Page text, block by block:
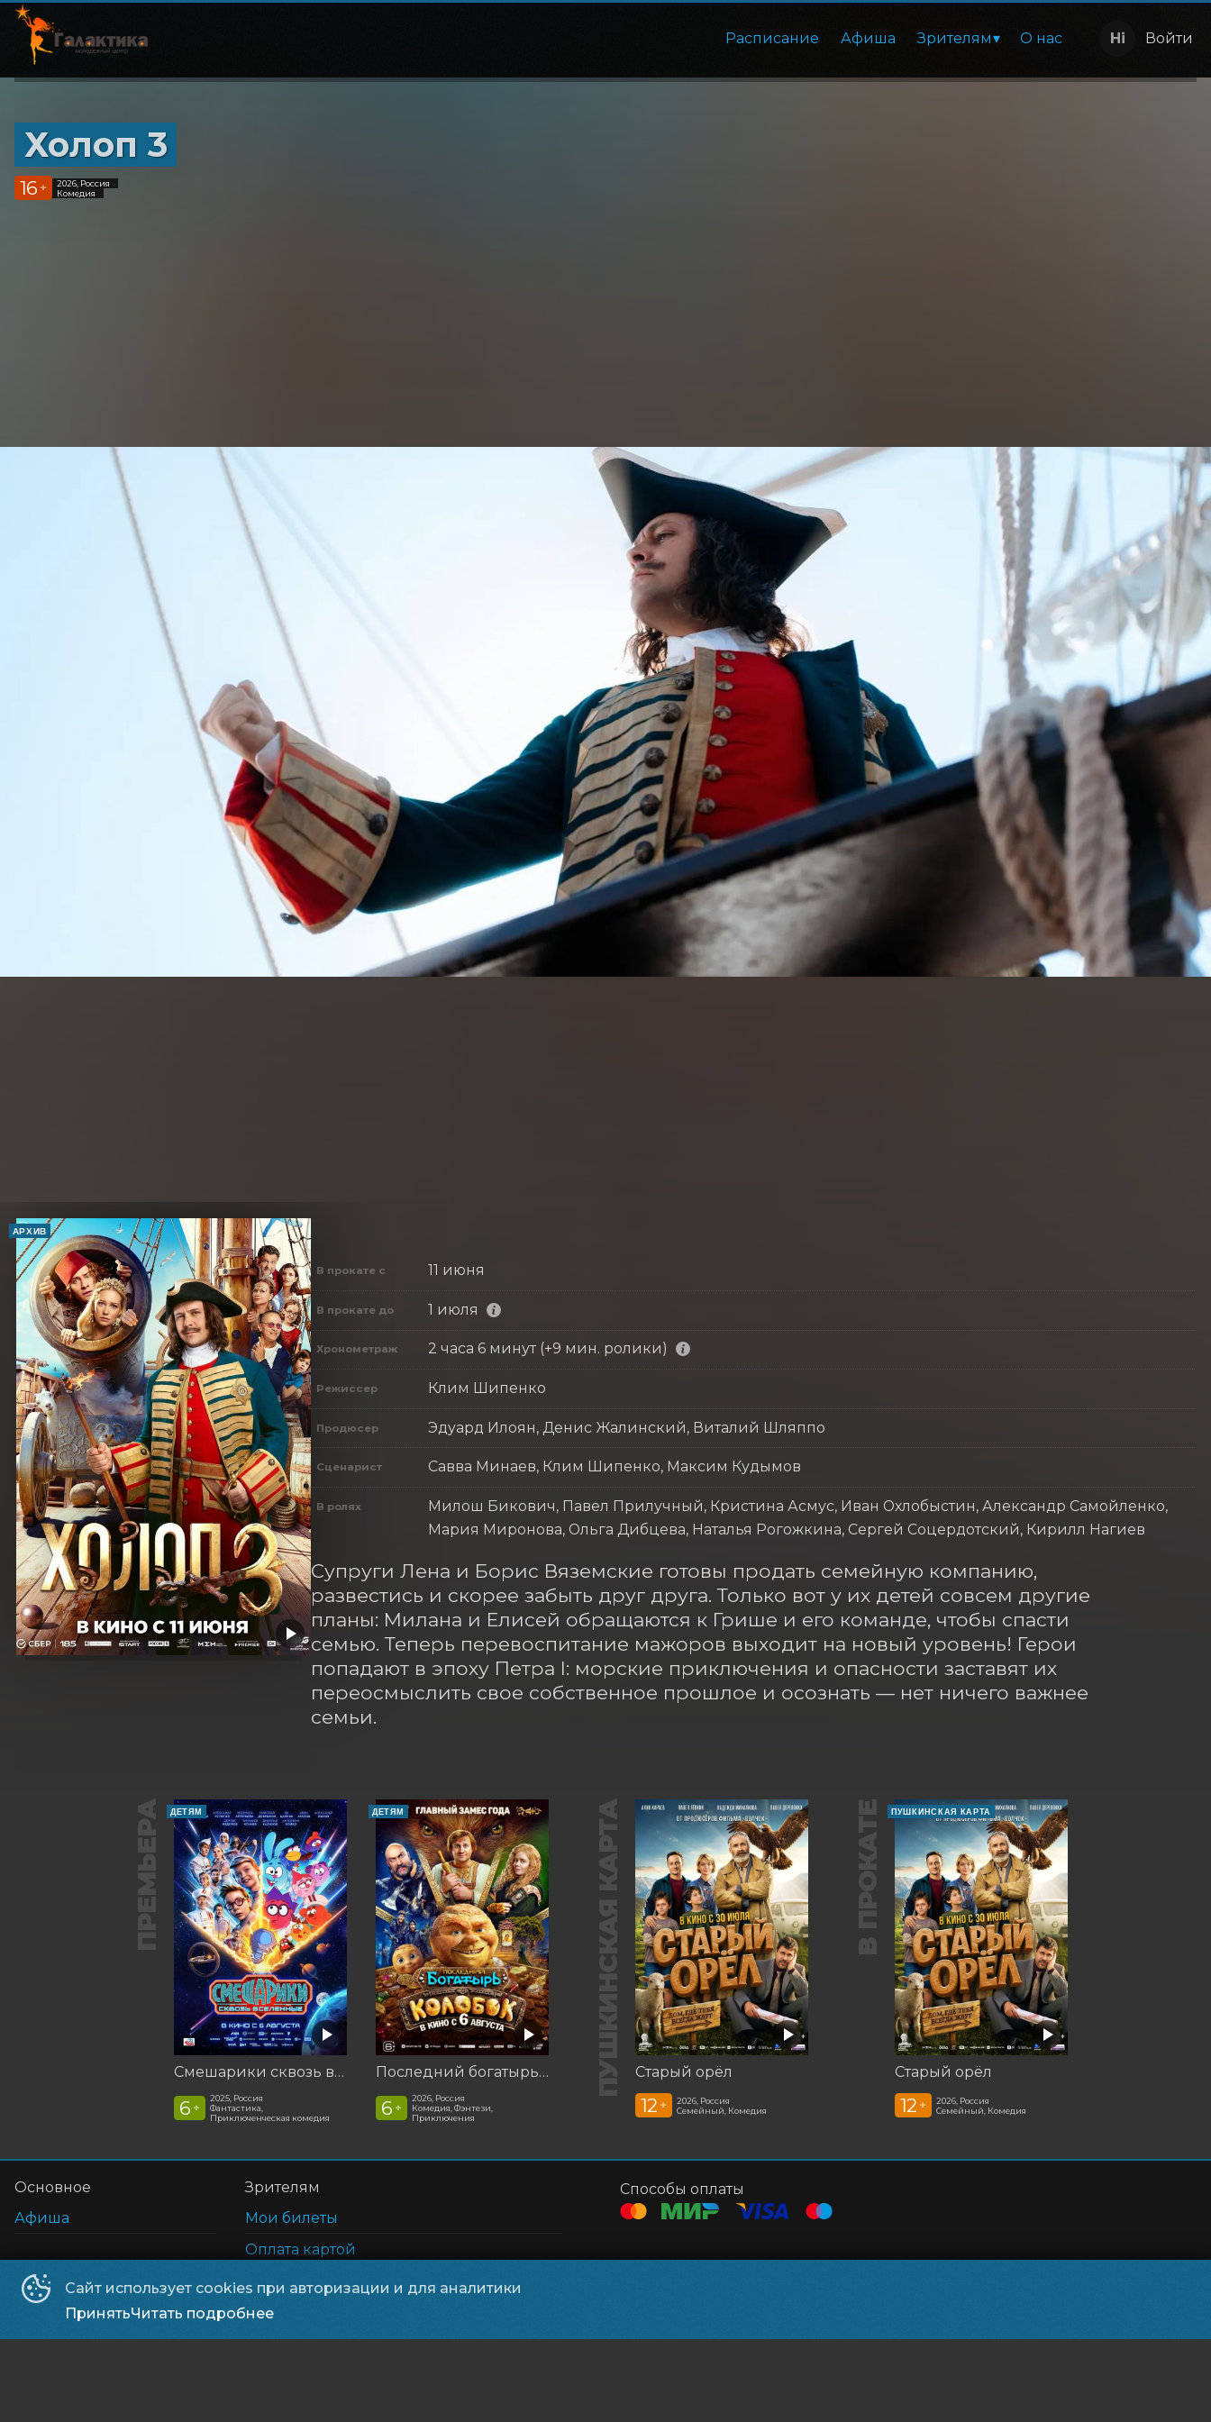
Расписание Афиша Зрителям О нас Войти
Холоп 3
16 +
2026, Россия
Комедия
АРХИВ
В прокате с 11 июня
В прокате до 1 июля
Хронометраж 2 часа 6 минут (+9 мин. ролики)
Режиссер Клим Шипенко
Продюсер Эдуард Илоян, Денис Жалинский, Виталий Шляппо
Сценарист Савва Минаев, Клим Шипенко, Максим Кудымов
В ролях
Милош Бикович, Павел Прилучный, Кристина Асмус, Иван Охлобыстин, Александр Самойленко,
Мария Миронова, Ольга Дибцева, Наталья Рогожкина, Сергей Соцердотский, Кирилл Нагиев
Супруги Лена и Борис Вяземские готовы продать семейную компанию,
развестись и скорее забыть друг друга. Только вот у их детей совсем другие
планы: Милана и Елисей обращаются к Грише и его команде, чтобы спасти
семью. Теперь перевоспитание мажоров выходит на новый уровень! Герои
попадают в эпоху Петра I: морские приключения и опасности заставят их
переосмыслить свое собственное прошлое и осознать — нет ничего важнее
семьи.
ПРЕМЬЕРА ДЕТЯМ
Смешарики сквозь вселенные
6 +
2025, Россия
Фантастика,
Приключенческая комедия
ДЕТЯМ
Последний богатырь. Колобок
6 +
2026, Россия
Комедия, Фэнтези,
Приключения
ПУШКИНСКАЯ КАРТА Старый орёл
12 +
2026, Россия
Семейный, Комедия
В ПРОКАТЕ ПУШКИНСКАЯ КАРТА
Старый орёл
12 +
2026, Россия
Семейный, Комедия
Сайт использует cookies при авторизации и для аналитики
ПринятьЧитать подробнее
Основное
Афиша
Зрителям
Мои билеты
Оплата картой
Правила и соглашения
Способы оплаты